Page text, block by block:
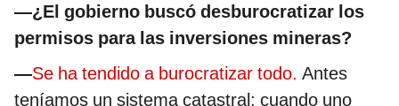
—¿El gobierno buscó desburocratizar los
permisos para las inversiones mineras?
—Se ha tendido a burocratizar todo. Antes
teníamos un sistema catastral: cuando uno